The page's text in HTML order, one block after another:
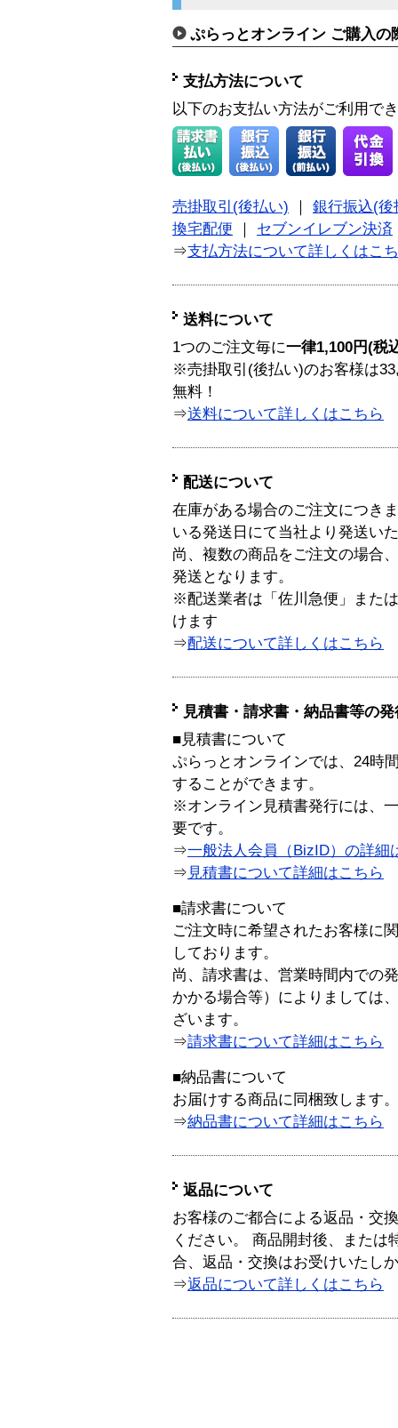
ぷらっとオンライン ご購入の
支払方法について
以下のお支払い方法がご利用で
売掛取引(後払い)
銀行振込(後
換宅配便
セブンイレブン決済
⇒支払方法について詳しくはこ
送料について
1つのご注文毎に一律1,100円(税
※売掛取引(後払い)のお客様は
無料！
⇒送料について詳しくはこちら
配送について
在庫がある場合のご注文につき
いる発送日にて当社より発送い
尚、複数の商品をご注文の場合
発送となります。
※配送業者は「佐川急便」また
けます
⇒配送について詳しくはこちら
見積書・請求書・納品書等の
■見積書について
ぷらっとオンラインでは、24時
することができます。
※オンライン見積書発行には、
要です。
⇒一般法人会員（BizID）の詳細
⇒ 見積書について詳細はこちら
■請求書について
ご注文時に希望されたお客様に
しております。
尚、請求書は、営業時間内での
かかる場合等）によりましては
ざいます。
⇒請求書について詳細はこちら
■納品書について
お届けする商品に同梱致します。
⇒納品書について詳細はこちら
返品について
お客様のご都合による返品・交
ください。 商品開封後、または
合、返品・交換はお受けいたし
⇒返品について詳しくはこちら